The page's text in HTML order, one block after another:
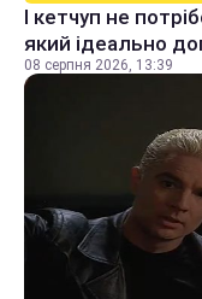
І кетчуп не
який ідеально
08 серпня 2026, 13:39